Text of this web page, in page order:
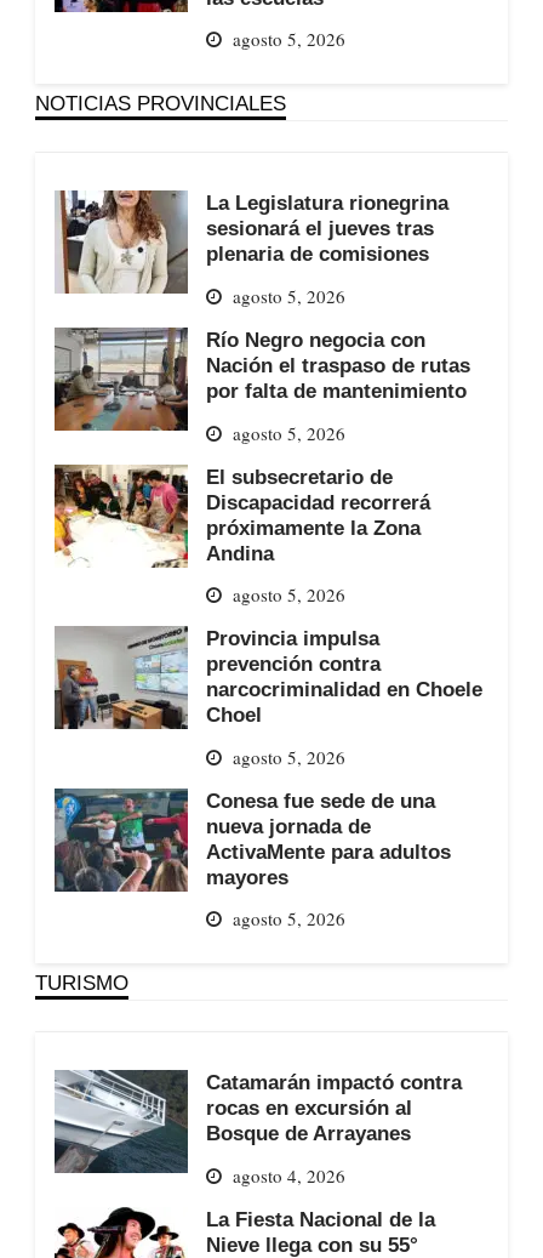
agosto 5, 2026
NOTICIAS PROVINCIALES
La Legislatura rionegrina
sesionará el jueves tras
plenaria de comisiones
agosto 5, 2026
Río Negro negocia con
Nación el traspaso de rutas
por falta de mantenimiento
agosto 5, 2026
El subsecretario de
Discapacidad recorrerá
próximamente la Zona
Andina
agosto 5, 2026
Provincia impulsa
prevención contra
narcocriminalidad en Choele
Choel
agosto 5, 2026
Conesa fue sede de una
nueva jornada de
ActivaMente para adultos
mayores
agosto 5, 2026
TURISMO
Catamarán impactó contra
rocas en excursión al
Bosque de Arrayanes
agosto 4, 2026
La Fiesta Nacional de la
Nieve llega con su 55°